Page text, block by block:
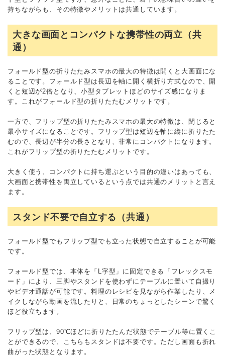
持ちながらも、その特徴やメリットは共通しています。
大きな画面とコンパクトな携帯性の両立（共
通）
フォールド型の折りたたみスマホの最大の特徴は開くと大画面にな
ることです。フォールド型は長辺を軸に開く横折り方式なので、開
くと短辺が2倍となり、小型タブレットほどのサイズ感になりま
す。これがフォールド型の折りたたむメリットです。
一方で、フリップ型の折りたたみスマホの最大の特徴は、閉じると
最小サイズになることです。フリップ型は短辺を軸に縦に折りたた
むので、長辺が半分の長さとなり、非常にコンパクトになります。
これがフリップ型の折りたたむメリットです。
大きく使う、コンパクトに持ち運ぶという目的の違いはあっても、
大画面と携帯性を両立しているという点では共通のメリットと言え
ます。
スタンド不要で自立する（共通）
フォールド型でもフリップ型でも立った状態で自立することが可能
です。
フォールド型では、本体を「L字型」に固定できる「フレックスモ
ード」により、三脚やスタンドを使わずにテーブルに置いて自撮り
やビデオ通話が可能です。料理のレシピを見ながら作業したり、メ
イクしながら動画を流したりと、日常のちょっとしたシーンで驚く
ほど役立ちます。
フリップ型は、90℃ほどに折りたたんだ状態でテーブル等に置くこ
とができるので、こちらもスタンドは不要です。ただし画面も折れ
曲がった状態となります。